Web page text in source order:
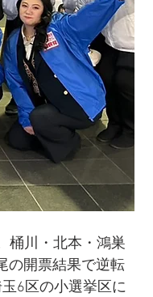
桶川・北本・鴻巣
の開票結果で逆転
6区の小選挙区に